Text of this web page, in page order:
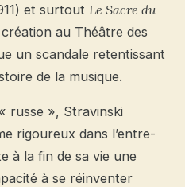
et surtout Le Sacre du
au Théâtre des
un scandale retentissant
de la musique.
russe », Stravinski
rigoureux dans l’entre-
à la fin de sa vie une
à se réinventer